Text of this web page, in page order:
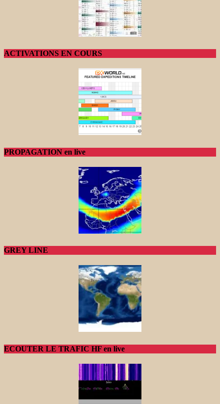
ACTIVATIONS EN COURS
PROPAGATION en live
GREY LINE
ECOUTER LE TRAFIC HF en live